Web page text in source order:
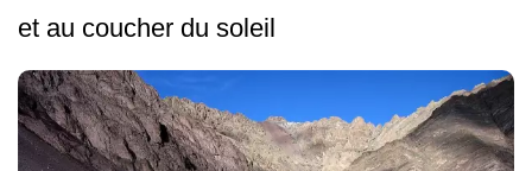
et au coucher du soleil